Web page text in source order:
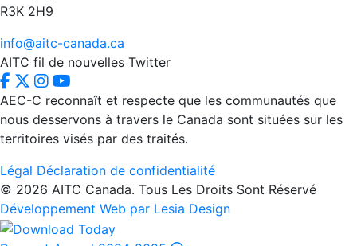
R3K 2H9
info@aitc-canada.ca
AITC fil de nouvelles Twitter
AEC-C reconnaît et respecte que les communautés que
nous desservons à travers le Canada sont situées sur les
territoires visés par des traités.
Légal Déclaration de confidentialité
© 2026 AITC Canada. Tous Les Droits Sont Réservé
Développement Web par Lesia Design